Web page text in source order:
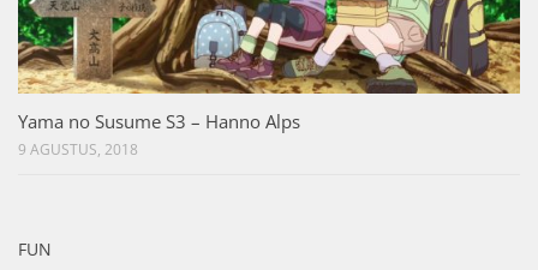
Yama no Susume S3 – Hanno Alps
9 AGUSTUS, 2018
FUN